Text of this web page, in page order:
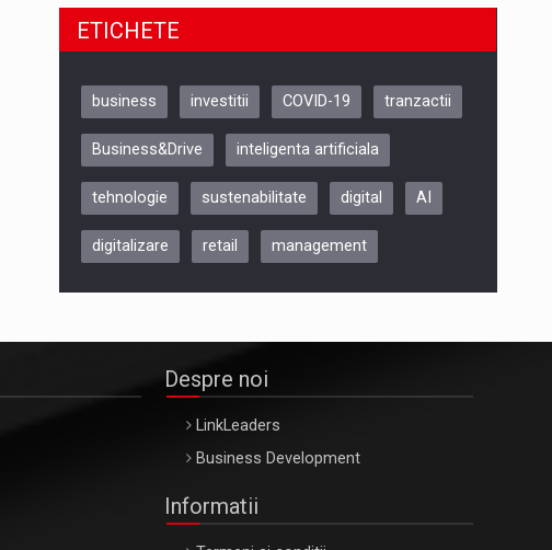
Be Inspired. Make it Happen!, CLUJ, 9
ARTEMIS LETO, ORADEA, 8
Oradea – 8 Oct 2026
ETICHETE
business investitii COVID-19 tranzactii
Business&Drive inteligenta artificiala
tehnologie sustenabilitate digital AI
digitalizare retail management
Despre noi
LinkLeaders
Business Development
Informatii